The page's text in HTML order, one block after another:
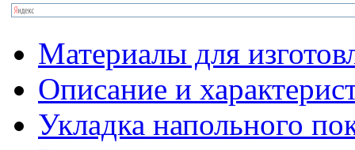
Материалы для
Описание и
Укладка напольного